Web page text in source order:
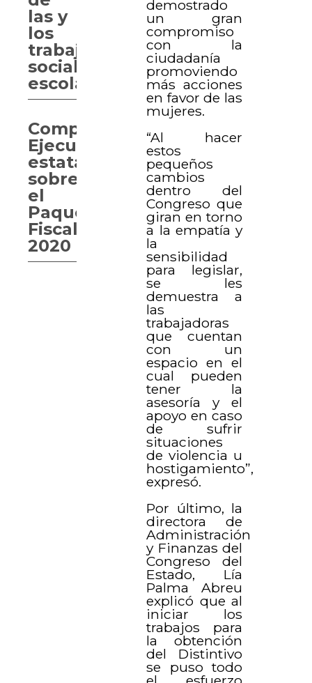
demostrado
un gran
compromiso
con la
ciudadanía
promoviendo
más acciones
en favor de las
mujeres.
“Al hacer
estos
pequeños
cambios
dentro del
Congreso que
giran en torno
a la empatía y
la
sensibilidad
para legislar,
se les
demuestra a
las
trabajadoras
que cuentan
con un
espacio en el
cual pueden
tener la
asesoría y el
apoyo en caso
de sufrir
situaciones
de violencia u
hostigamiento”,
expresó.
Por último, la
directora de
Administración
y Finanzas del
Congreso del
Estado, Lía
Palma Abreu
explicó que al
iniciar los
trabajos para
la obtención
del Distintivo
se puso todo
las y
los
trabajadores
sociales
escolares
Comparece
Ejecutivo
estatal
sobre
el
Paquete
Fiscal
2020